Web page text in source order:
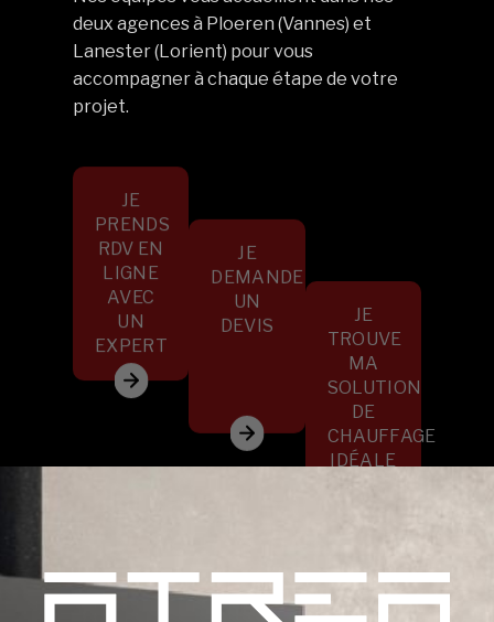
deux agences à Ploeren (Vannes) et
Lanester (Lorient) pour vous
accompagner à chaque étape de votre
projet.
JE
PRENDS
RDV EN
LIGNE
AVEC
UN
EXPERT
JE
DEMANDE
UN
DEVIS
JE
TROUVE
MA
SOLUTION
DE
CHAUFFAGE
IDÉALE